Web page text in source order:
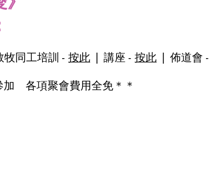
牧同工培訓 - 按此 | 講座 - 按此 | 佈道會 -
加 各項聚會費用全免＊＊